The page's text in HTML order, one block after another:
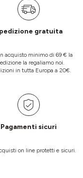
gratuita
acquisto minimo di 69 € la
la regaliamo noi.
in tutta Europa a 20€.
Pagamenti sicuri
on line protetti e sicuri.